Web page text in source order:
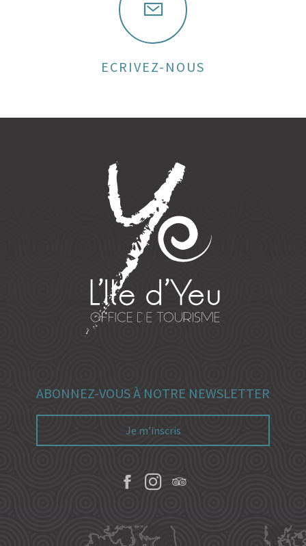
ECRIVEZ-NOUS
ABONNEZ-VOUS À NOTRE NEWSLETTER
Je m'inscris